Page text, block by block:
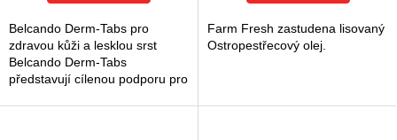
Belcando Derm-Tabs pro
zdravou kůži a lesklou srst
Belcando Derm-Tabs
představují cílenou podporu pro
Farm Fresh zastudena lisovaný
Ostropestřecový olej.